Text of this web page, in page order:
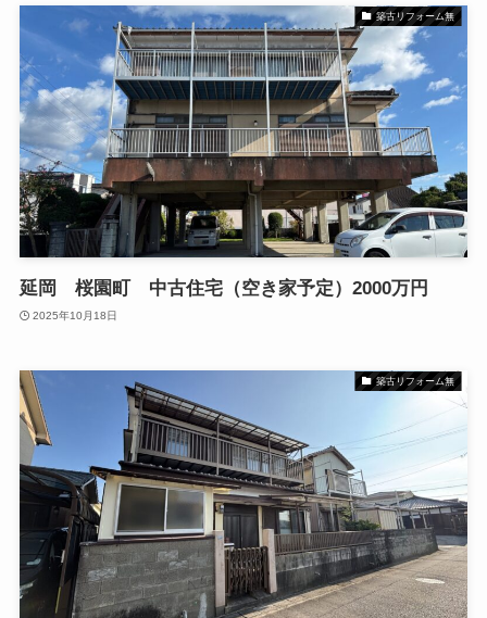
築古リフォーム無
延岡 桜園町 中古住宅（空き家予定）2000万円
2025年10月18日
築古リフォーム無